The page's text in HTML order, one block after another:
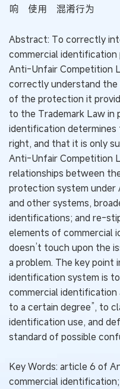
响 使用 混淆行为
Abstract: To correctly
commercial
Anti-Unfair Competition
correctly understand
of the protection it
to the Trademark Law
identification
right, and that it is only
Anti-Unfair Competition
relationships between
protection system
and other systems,
identifications; and re-
elements of commercial
doesn’t touch upon the
a problem. The key point
identification system is
commercial
to a certain degree”, to
identification use, and
standard of possible
Key Words: article 6 of
commercial